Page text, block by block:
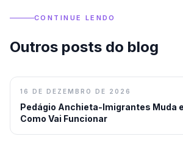
CONTINUE LENDO
Outros posts do blog
16 DE DEZEMBRO DE 2026
Pedágio Anchieta-Imigrantes Muda
Como Vai Funcionar